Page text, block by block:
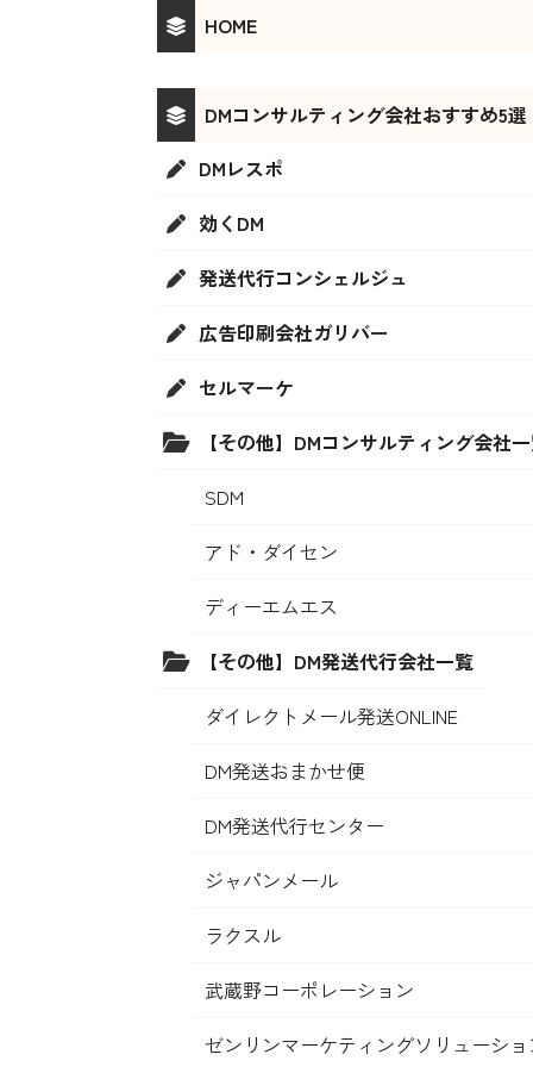
HOME
DMコンサルティング会社おすすめ5選
DMレスポ
効くDM
発送代行コンシェルジュ
広告印刷会社ガリバー
セルマーケ
【その他】DMコンサルティング会社
SDM
アド・ダイセン
ディーエムエス
【その他】DM発送代行会社一覧
ダイレクトメール発送ONLINE
DM発送おまかせ便
DM発送代行センター
ジャパンメール
ラクスル
武蔵野コーポレーション
ゼンリンマーケティングソリューシ